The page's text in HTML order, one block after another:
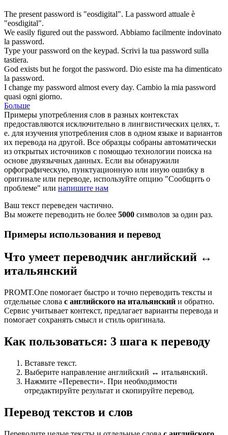
The presentpassword is "eosdigital". La password attuale è
"eosdigital".
We easily figured out the password. Abbiamo facilmente indovinato
la password.
Type yourpassword on the keypad. Scrivi la tua password sulla
tastiera.
God exists but he forgot the password. Dio esiste ma ha dimenticato
la password.
I change my password almost every day. Cambio la mia password
quasi ogni giorno.
Больше
Примеры употребления слов в разных контекстах
предоставляются исключительно в лингвистических целях, т.
е. для изучения употребления слов в одном языке и вариантов
их перевода на другой. Все образцы собраны автоматически
из открытых источников с помощью технологии поиска на
основе двуязычных данных. Если вы обнаружили
орфографическую, пунктуационную или иную ошибку в
оригинале или переводе, используйте опцию "Сообщить о
проблеме" или напишите нам
Ваш текст переведен частично.
Вы можете переводить не более 5000 символов за один раз.
Примеры использования и перевод
Что умеет переводчик английский ↔
итальянский
PROMT.One помогает быстро и точно переводить тексты и
отдельные слова с английского на итальянский и обратно.
Сервис учитывает контекст, предлагает варианты перевода и
помогает сохранять смысл и стиль оригинала.
Как пользоваться: 3 шага к переводу
Вставьте текст.
Выберите направление английский ↔ итальянский.
Нажмите «Перевести». При необходимости
отредактируйте результат и скопируйте перевод.
Перевод текстов и слов